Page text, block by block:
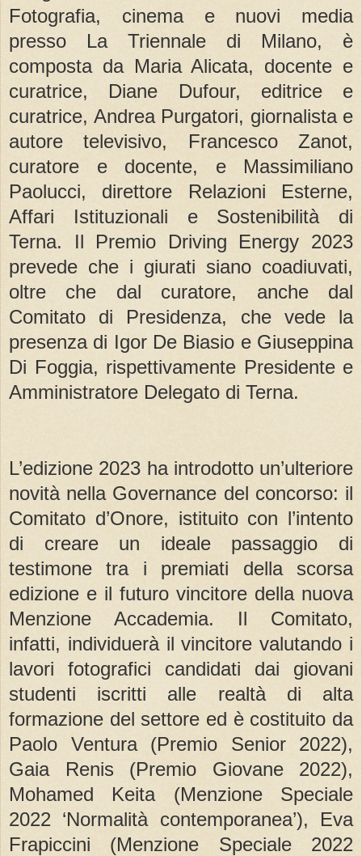
Fotografia, cinema e nuovi media
presso La Triennale di Milano, è
composta da Maria Alicata, docente e
curatrice, Diane Dufour, editrice e
curatrice, Andrea Purgatori, giornalista e
autore televisivo, Francesco Zanot,
curatore e docente, e Massimiliano
Paolucci, direttore Relazioni Esterne,
Affari Istituzionali e Sostenibilità di
Terna. Il Premio Driving Energy 2023
prevede che i giurati siano coadiuvati,
oltre che dal curatore, anche dal
Comitato di Presidenza, che vede la
presenza di Igor De Biasio e Giuseppina
Di Foggia, rispettivamente Presidente e
Amministratore Delegato di Terna.
L’edizione 2023 ha introdotto un’ulteriore
novità nella Governance del concorso: il
Comitato d’Onore, istituito con l’intento
di creare un ideale passaggio di
testimone tra i premiati della scorsa
edizione e il futuro vincitore della nuova
Menzione Accademia. Il Comitato,
infatti, individuerà il vincitore valutando i
lavori fotografici candidati dai giovani
studenti iscritti alle realtà di alta
formazione del settore ed è costituito da
Paolo Ventura (Premio Senior 2022),
Gaia Renis (Premio Giovane 2022),
Mohamed Keita (Menzione Speciale
2022 ‘Normalità contemporanea’), Eva
Frapiccini (Menzione Speciale 2022